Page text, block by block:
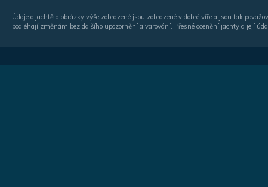
Údaje o jachtě a obrázky výše zobrazené jsou zobrazené v dobré víře a jsou tak
podléhají změnám bez dalšího upozornění a varování. Přesné ocenění jachty a její